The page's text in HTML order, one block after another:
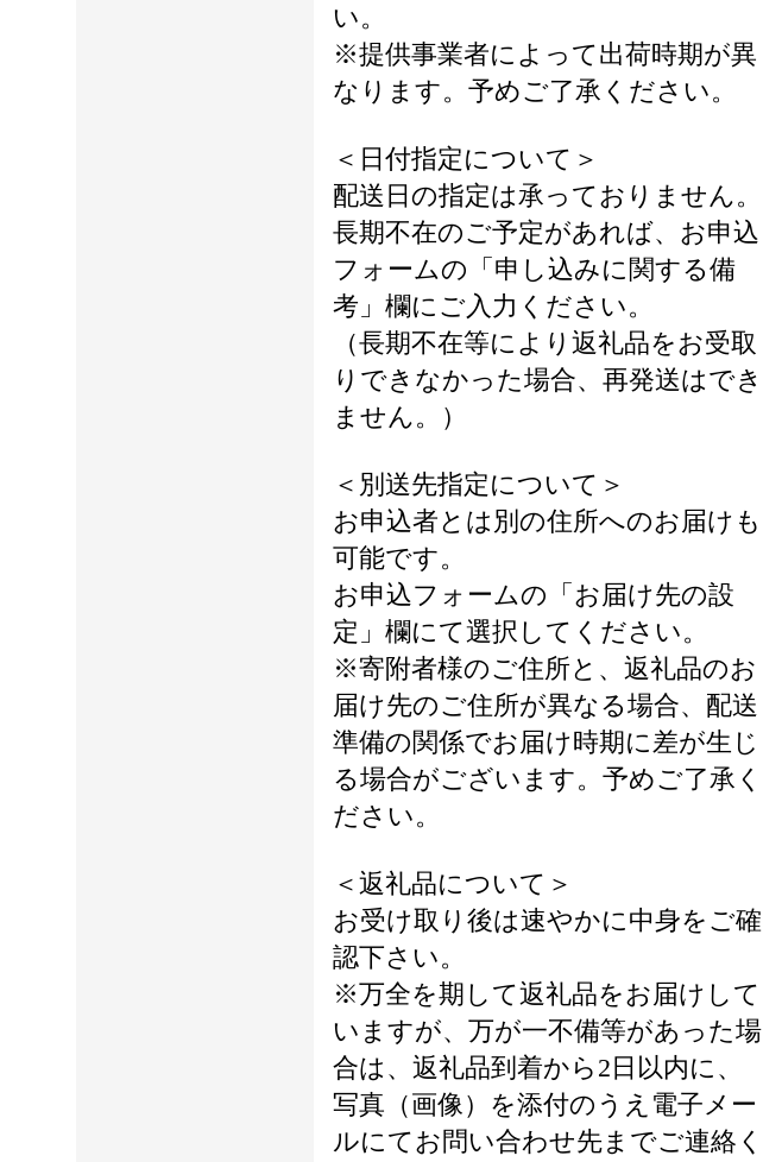
い。
※提供事業者によって出荷時期が異
なります。予めご了承ください。
＜日付指定について＞
配送日の指定は承っておりません。
長期不在のご予定があれば、お申込
フォームの「申し込みに関する備
考」欄にご入力ください。
（長期不在等により返礼品をお受取
りできなかった場合、再発送はでき
ません。）
＜別送先指定について＞
お申込者とは別の住所へのお届けも
可能です。
お申込フォームの「お届け先の設
定」欄にて選択してください。
※寄附者様のご住所と、返礼品のお
届け先のご住所が異なる場合、配送
準備の関係でお届け時期に差が生じ
る場合がございます。予めご了承く
ださい。
＜返礼品について＞
お受け取り後は速やかに中身をご確
認下さい。
※万全を期して返礼品をお届けして
いますが、万が一不備等があった場
合は、返礼品到着から2日以内に、
写真（画像）を添付のうえ電子メー
ルにてお問い合わせ先までご連絡く